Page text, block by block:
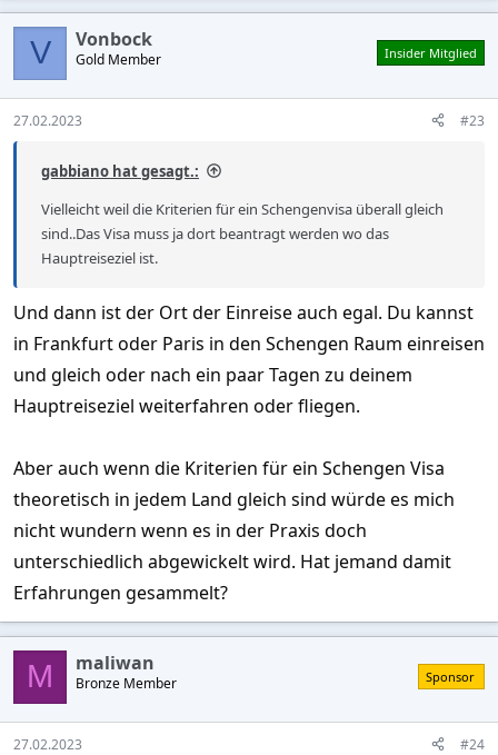
c
o
n
s
V Vonbock
Gold Member Insider Mitglied
27.02.2023 #23
gabbiano hat gesagt.:
Vielleicht weil die Kriterien für ein Schengenvisa überall gleich
sind..Das Visa muss ja dort beantragt werden wo das
Hauptreiseziel ist.
Und dann ist der Ort der Einreise auch egal. Du kannst
in Frankfurt oder Paris in den Schengen Raum einreisen
und gleich oder nach ein paar Tagen zu deinem
Hauptreiseziel weiterfahren oder fliegen.
Aber auch wenn die Kriterien für ein Schengen Visa
theoretisch in jedem Land gleich sind würde es mich
nicht wundern wenn es in der Praxis doch
unterschiedlich abgewickelt wird. Hat jemand damit
Erfahrungen gesammelt?
M maliwan
Bronze Member Sponsor
27.02.2023 #24